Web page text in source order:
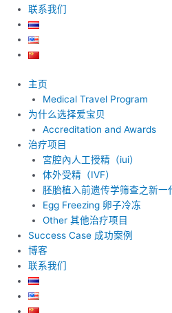
联系我们
主页
Medical Travel Program
为什么选择爱宝贝
Accreditation and Awards
治疗项目
宮腔內人工授精（iui）
体外受精（IVF）
胚胎植入前遗传学筛查之新一
Egg Freezing 卵子冷冻
Other 其他治疗项目
Success Case 成功案例
博客
联系我们